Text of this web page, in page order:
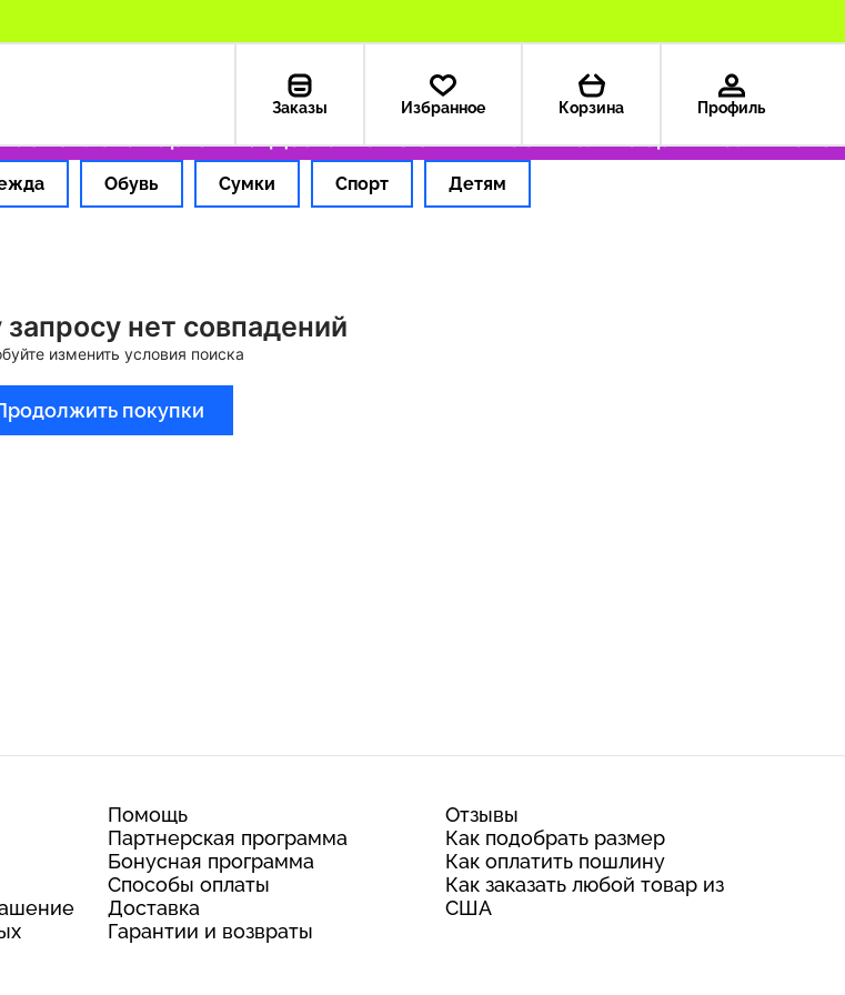
Заказы Избранное Корзина Профиль
Оплата картой РФ Доставка из США — 199 ₽ Только оригинальные
Обувь Сумки Спорт Детям
нет совпадений
изменить условия поиска
покупки
Помощь
Партнерская программа
Бонусная программа
Способы оплаты
Доставка
Гарантии и возвраты
Отзывы
Как подобрать размер
Как оплатить пошлину
Как заказать любой товар из
США